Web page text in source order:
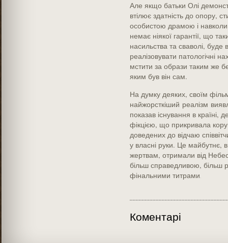
Але якщо батьки Олі
втілює здатність до опору,
особистою драмою і
немає ніякої гарантії, що
насильства та сваволі, буде
реалізовувати патологічні
мстити за образи таким же
яким був він сам.
На думку деяких, своїм
найжорсткіший реалізм
показав існування в країні,
фікцією, що прикривала
доведених до відчаю
у власні руки. Це майбутнє,
жертвам, отримали від
більш справедливою, більш
фінальними титрами
Коментарі